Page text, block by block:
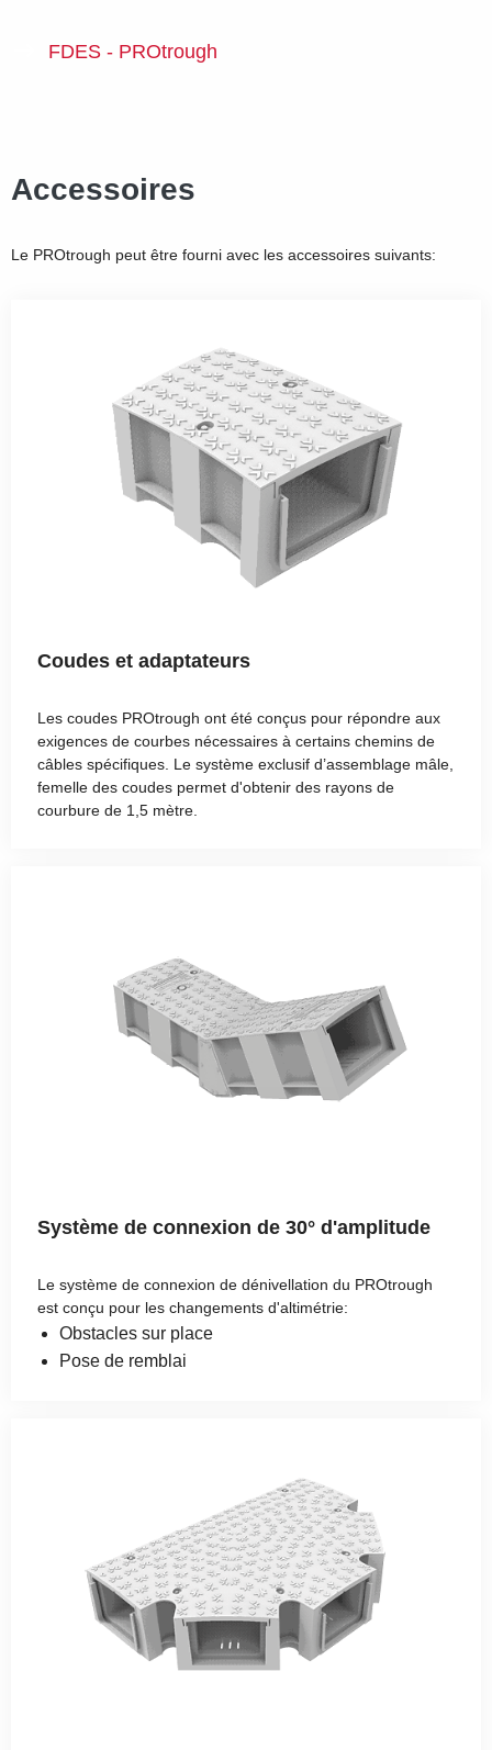
FDES - PROtrough
Accessoires
Le PROtrough peut être fourni avec les accessoires suivants:
Coudes et adaptateurs
Les coudes PROtrough ont été conçus pour répondre aux
exigences de courbes nécessaires à certains chemins de
câbles spécifiques. Le système exclusif d’assemblage mâle,
femelle des coudes permet d'obtenir des rayons de
courbure de 1,5 mètre.
Système de connexion de 30° d'amplitude
Le système de connexion de dénivellation du PROtrough
est conçu pour les changements d'altimétrie:
Obstacles sur place
Pose de remblai